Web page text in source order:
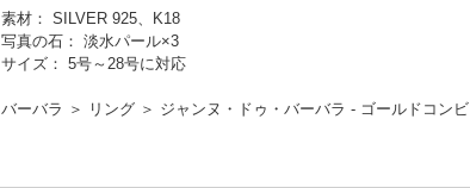
素材： SILVER 925、K18
写真の石： 淡水パール×3
サイズ： 5号～28号に対応
バーバラ ＞ リング ＞ ジャンヌ・ドゥ・バーバラ - ゴールドコンビ